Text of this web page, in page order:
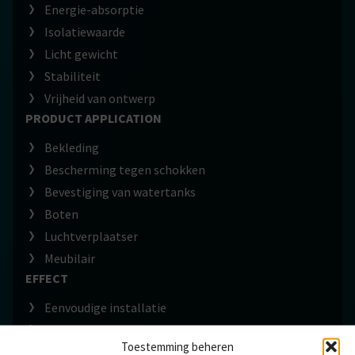
Toestemming beheren
Energie-absorptie
Isolatiewaarde
Licht gewicht
Stabiliteit
Vrijheid van ontwerp
PRODUCT APPLICATION
Bekleding
Bescherming tegen schokken
Bevestiging van watertanks
Boten
Luchtverplaatser
Meubilair
EFFECT
Eenvoudige installatie
Meer comfort
Verhoogde efficiëntie